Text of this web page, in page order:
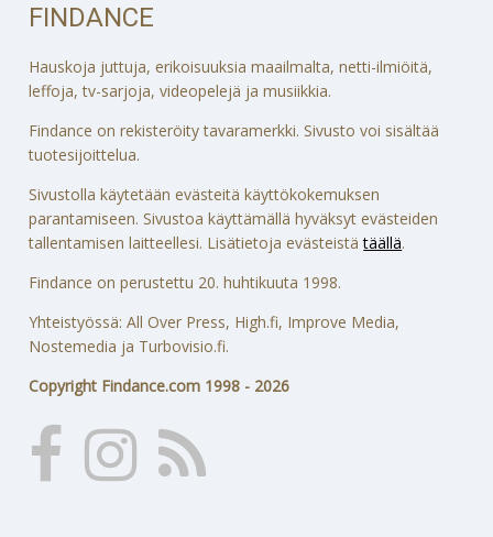
FINDANCE
Hauskoja juttuja, erikoisuuksia maailmalta, netti-ilmiöitä,
leffoja, tv-sarjoja, videopelejä ja musiikkia.
Findance on rekisteröity tavaramerkki. Sivusto voi sisältää
tuotesijoittelua.
Sivustolla käytetään evästeitä käyttökokemuksen
parantamiseen. Sivustoa käyttämällä hyväksyt evästeiden
tallentamisen laitteellesi. Lisätietoja evästeistätäällä.
Findance on perustettu 20. huhtikuuta 1998.
Yhteistyössä: All Over Press, High.fi, Improve Media,
Nostemedia ja Turbovisio.fi.
Copyright Findance.com 1998 - 2026